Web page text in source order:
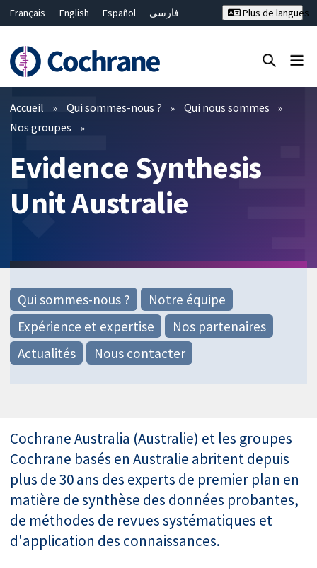
Français English Español
فارسی
Bahasa Malaysia
ไทย
繁體中文
简体中文
Plus de langues
Filtres
Accueil Qui sommes-nous ?
Qui nous sommes
Nos groupes
Evidence Synthesis
Unit Australie
Qui sommes-nous ?
Notre équipe
Expérience et expertise
Nos partenaires
Actualités
Nous contacter
Cochrane Australia (Australie) et les groupes
Cochrane basés en Australie abritent depuis
plus de 30 ans des experts de premier plan en
matière de synthèse des données probantes,
de méthodes de revues systématiques et
d'application des connaissances.